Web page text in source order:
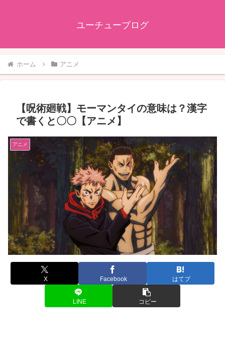
ユーチューブログ
ホーム アニメ
【呪術廻戦】モーマンタイの意味は？漢字
で書くと〇〇【アニメ】
アニメ
X Facebook はてブ
LINE コピー